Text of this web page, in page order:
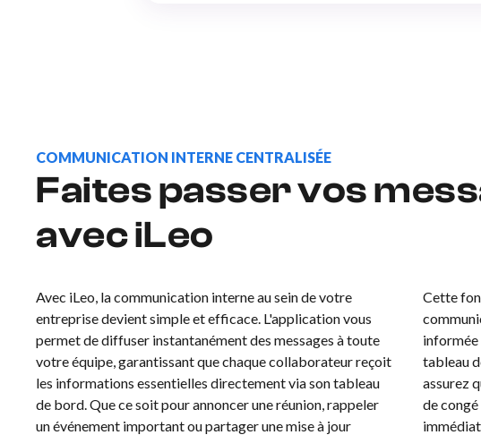
COMMUNICATION INTERNE CENTRALISÉE
Faites passer vos
avec iLeo
Avec iLeo, la communication interne au sein de votre
entreprise devient simple et efficace. L'application vous
permet de diffuser instantanément des messages à toute
votre équipe, garantissant que chaque collaborateur reçoit
les informations essentielles directement via son tableau
de bord. Que ce soit pour annoncer une réunion, rappeler
un événement important ou partager une mise à jour
Cette
informée
tableau
assurez
de congé